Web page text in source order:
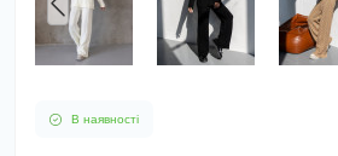
В наявності